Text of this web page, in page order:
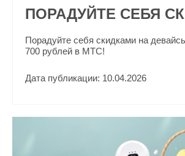
ПОРАДУЙТЕ СЕБЯ
Порадуйте себя скидками на
700 рублей в МТС!
Дата публикации: 10.04.2026